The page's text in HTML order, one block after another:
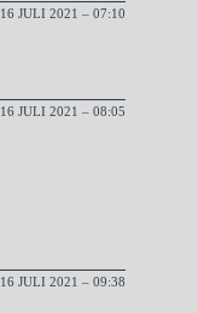
16 JULI 2021 – 07:10
16 JULI 2021 – 08:05
16 JULI 2021 – 09:38